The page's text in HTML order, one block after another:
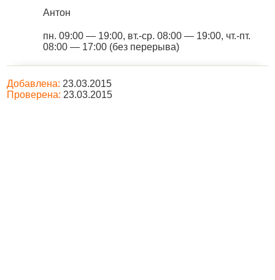
Антон
пн. 09:00 — 19:00, вт.-ср. 08:00 — 19:00, чт.-пт.
08:00 — 17:00 (без перерыва)
Добавлена: 23.03.2015
Проверена: 23.03.2015